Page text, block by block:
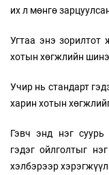
их л мөнгө
Угтаа энэ зорилтот
хотын хөгжлийн
Учир нь стандарт
харин хотын
Гэвч энд нэг суурь
гэдэг ойлголтыг
хэлбэрээр